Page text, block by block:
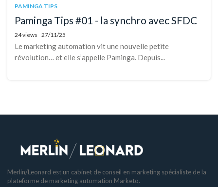
PAMINGA TIPS
Paminga Tips #01 - la synchro avec SFDC
24 views 27/11/25
Le marketing automation vit une nouvelle petite
révolution… et elle s’appelle Paminga. Depuis...
Merlin/Leonard est un cabinet de conseil en marketing spécialiste de la
plateforme de marketing automation Marketo.